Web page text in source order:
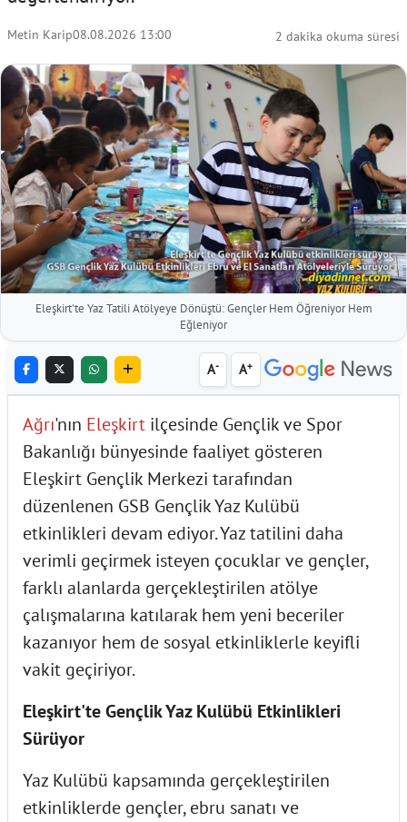
Metin Karip08.08.2026 13:00 2 dakika okuma süresi
Eleşkirt'te Yaz Tatili Atölyeye Dönüştü: Gençler Hem Öğreniyor Hem
Eğleniyor
A- A+
Ağrı'nın Eleşkirt ilçesinde Gençlik ve Spor
Bakanlığı bünyesinde faaliyet gösteren
Eleşkirt Gençlik Merkezi tarafından
düzenlenen GSB Gençlik Yaz Kulübü
etkinlikleri devam ediyor. Yaz tatilini daha
verimli geçirmek isteyen çocuklar ve gençler,
farklı alanlarda gerçekleştirilen atölye
çalışmalarına katılarak hem yeni beceriler
kazanıyor hem de sosyal etkinliklerle keyifli
vakit geçiriyor.
Eleşkirt'te Gençlik Yaz Kulübü Etkinlikleri
Sürüyor
Yaz Kulübü kapsamında gerçekleştirilen
etkinliklerde gençler, ebru sanatı ve